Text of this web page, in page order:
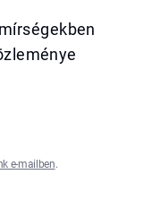
e-mailben.